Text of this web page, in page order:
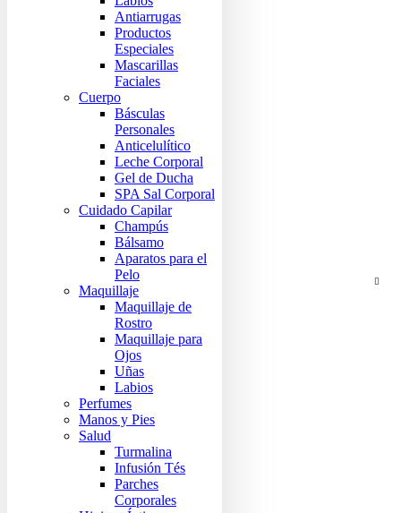
Antiarrugas
Productos
Especiales
Mascarillas
Faciales
Cuerpo
Básculas
Personales
Anticelulítico
Leche Corporal
Gel de Ducha
SPA Sal Corporal
Cuidado Capilar
Champús
Bálsamo
Aparatos para el
Pelo
Maquillaje
Maquillaje de
Rostro
Maquillaje para
Ojos
Uñas
Labios
Perfumes
Manos y Pies
Salud
Turmalina
Infusión Tés
Parches
Corporales